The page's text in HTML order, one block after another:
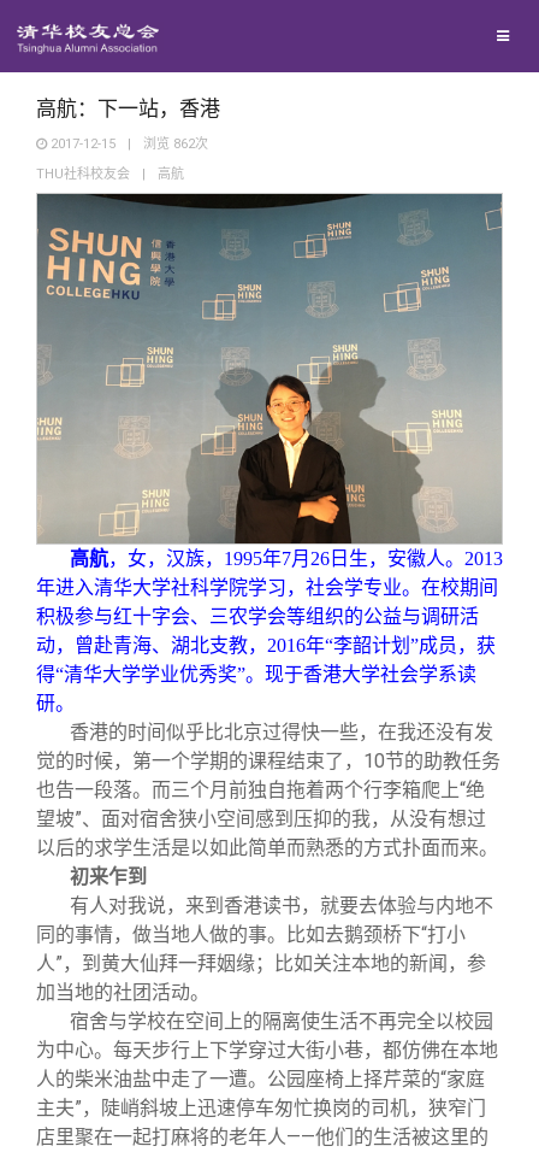
西南联大校友会
义工计划
新媒体平台
青春风采
校友讲坛
校友视界
校友服务
终身学习
信息化服务
三创大赛
校友总会
总会简介
会长致辞
理事会名单
制度法规
联系我们
关闭
高航：下一站，香港
2017-12-15 | 浏览 862次
THU社科校友会
| 高航
高航，女，汉族，1995年7月26日生，安徽人。2013
年进入清华大学社科学院学习，社会学专业。在校期间
积极参与红十字会、三农学会等组织的公益与调研活
动，曾赴青海、湖北支教，2016年“李韶计划”成员，获
得“清华大学学业优秀奖”。现于香港大学社会学系读
研。
香港的时间似乎比北京过得快一些，在我还没有发
觉的时候，第一个学期的课程结束了，10节的助教任务
也告一段落。而三个月前独自拖着两个行李箱爬上“绝
望坡”、面对宿舍狭小空间感到压抑的我，从没有想过
以后的求学生活是以如此简单而熟悉的方式扑面而来。
初来乍到
有人对我说，来到香港读书，就要去体验与内地不
同的事情，做当地人做的事。比如去鹅颈桥下“打小
人”，到黄大仙拜一拜姻缘；比如关注本地的新闻，参
加当地的社团活动。
宿舍与学校在空间上的隔离使生活不再完全以校园
为中心。每天步行上下学穿过大街小巷，都仿佛在本地
人的柴米油盐中走了一遭。公园座椅上择芹菜的“家庭
主夫”，陡峭斜坡上迅速停车匆忙换岗的司机，狭窄门
店里聚在一起打麻将的老年人——他们的生活被这里的